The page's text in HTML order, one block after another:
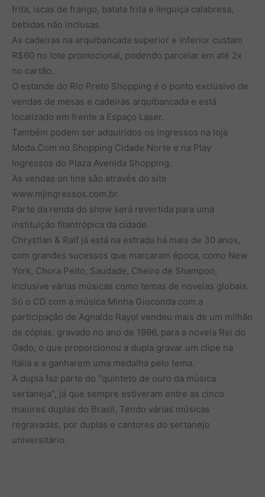
frita, iscas de frango, batata frita e linguiça calabresa,
bebidas não inclusas.
As cadeiras na arquibancada superior e inferior custam
R$60 no lote promocional, podendo parcelar em até 2x
no cartão.
O estande do Rio Preto Shopping é o ponto exclusivo de
vendas de mesas e cadeiras arquibancada e está
localizado em frente a Espaço Laser.
Também podem ser adquiridos os ingressos na loja
Moda.Com no Shopping Cidade Norte e na Play
Ingressos do Plaza Avenida Shopping.
As vendas on line são através do site
www.mjingressos.com.br.
Parte da renda do show será revertida para uma
instituição filantrópica da cidade.
Chrystian & Ralf já está na estrada há mais de 30 anos,
com grandes sucessos que marcaram época, como New
York, Chora Peito, Saudade, Cheiro de Shampoo,
inclusive várias músicas como temas de novelas globais.
Só o CD com a música Minha Gioconda com a
participação de Agnaldo Rayol vendeu mais de um milhão
de cópias, gravado no ano de 1996, para a novela Rei do
Gado, o que proporcionou a dupla gravar um clipe na
Itália e a ganharem uma medalha pelo tema.
A dupla faz parte do “quinteto de ouro da música
sertaneja”, já que sempre estiveram entre as cinco
maiores duplas do Brasil. Tendo várias músicas
regravadas, por duplas e cantores do sertanejo
universitário.